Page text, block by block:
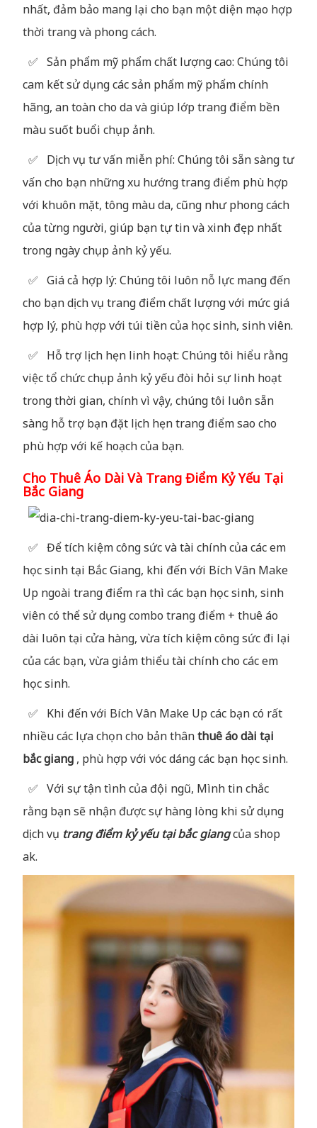
nhất, đảm bảo mang lại cho bạn một diện mạo hợp
thời trang và phong cách.
✅ Sản phẩm mỹ phẩm chất lượng cao: Chúng tôi
cam kết sử dụng các sản phẩm mỹ phẩm chính
hãng, an toàn cho da và giúp lớp trang điểm bền
màu suốt buổi chụp ảnh.
✅ Dịch vụ tư vấn miễn phí: Chúng tôi sẵn sàng tư
vấn cho bạn những xu hướng trang điểm phù hợp
với khuôn mặt, tông màu da, cũng như phong cách
của từng người, giúp bạn tự tin và xinh đẹp nhất
trong ngày chụp ảnh kỷ yếu.
✅ Giá cả hợp lý: Chúng tôi luôn nỗ lực mang đến
cho bạn dịch vụ trang điểm chất lượng với mức giá
hợp lý, phù hợp với túi tiền của học sinh, sinh viên.
✅ Hỗ trợ lịch hẹn linh hoạt: Chúng tôi hiểu rằng
việc tổ chức chụp ảnh kỷ yếu đòi hỏi sự linh hoạt
trong thời gian, chính vì vậy, chúng tôi luôn sẵn
sàng hỗ trợ bạn đặt lịch hẹn trang điểm sao cho
phù hợp với kế hoạch của bạn.
Cho Thuê Áo Dài Và Trang Điểm Kỷ Yếu Tại
Bắc Giang
✅ Để tích kiệm công sức và tài chính của các em
học sinh tại Bắc Giang, khi đến với Bích Vân Make
Up ngoài trang điểm ra thì các bạn học sinh, sinh
viên có thể sử dụng combo trang điểm + thuê áo
dài luôn tại cửa hàng, vừa tích kiệm công sức đi lại
của các bạn, vừa giảm thiểu tài chính cho các em
học sinh.
✅ Khi đến với Bích Vân Make Up các bạn có rất
nhiều các lựa chọn cho bản thânthuê áo dài tại
bắc giang, phù hợp với vóc dáng các bạn học sinh.
✅ Với sự tận tình của đội ngũ, Mình tin chắc
rằng bạn sẽ nhận được sự hàng lòng khi sử dụng
dịch vụ trang điểm kỷ yếu tại bắc giangcủa shop
ak.